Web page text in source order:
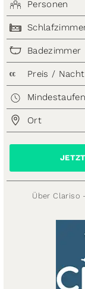
Personen
Badezimmer
€€ Preis / Nacht
Ort
Über Clariso